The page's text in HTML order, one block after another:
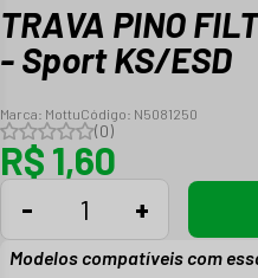
TRAVA PINO
- Sport KS/ESD
Marca: MottuCódigo: N5081250
(0)
R$ 1,60
- +
Modelos compatíveis com